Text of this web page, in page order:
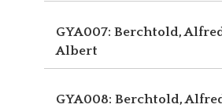
GYA007: Berchtold,
Albert
GYA008: Berchtold,